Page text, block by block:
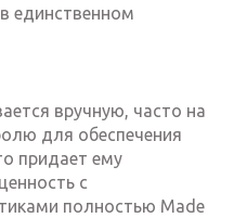
единственном
вручную, часто на
для обеспечения
придает ему
с
полностью Made